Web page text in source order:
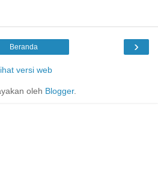
›
Beranda
versi web
oleh Blogger.